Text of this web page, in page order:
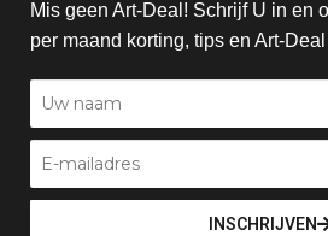
Mis geen Art-Deal! Schrijf U in en
per maand korting, tips en Art-
INSCHRIJVEN